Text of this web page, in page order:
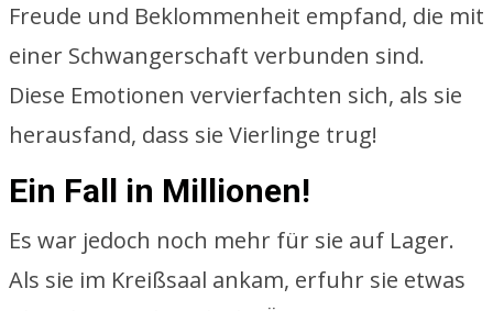
Freude und Beklommenheit empfand, die mit
einer Schwangerschaft verbunden sind.
Diese Emotionen vervierfachten sich, als sie
herausfand, dass sie Vierlinge trug!
Ein Fall in Millionen!
Es war jedoch noch mehr für sie auf Lager.
Als sie im Kreißsaal ankam, erfuhr sie etwas